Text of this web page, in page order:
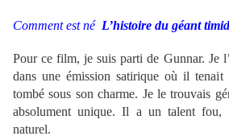
Comment est né L’histoire du géant
Pour ce film, je suis parti de Gunnar. Je
dans une émission satirique où il
tombé sous son charme. Je le trouvais
absolument unique. Il a un talent fou,
naturel.